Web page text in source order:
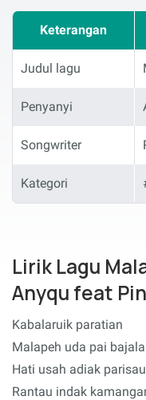
Keterangan
Judul lagu
Penyanyi
Songwriter
Kategori
Lirik Lagu
Anyqu feat
Kabalaruik paratian
Malapeh uda pai
Hati usah adiak
Rantau indak